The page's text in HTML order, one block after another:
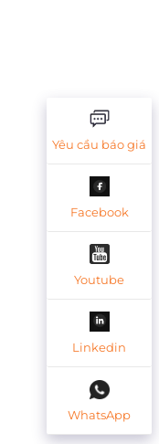
Yêu cầu báo giá
Facebook
Youtube
Linkedin
WhatsApp